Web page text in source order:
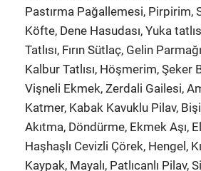
Pastırma Pağallemesi, Pirpirim,
Köfte, Dene Hasudası, Yuka
Tatlısı, Fırın Sütlaç, Gelin
Kalbur Tatlısı, Höşmerim, Şeker
Vişneli Ekmek, Zerdali Gailesi,
Katmer, Kabak Kavuklu Pilav, Bişi,
Akıtma, Döndürme, Ekmek Aşı,
Haşhaşlı Cevizli Çörek, Hengel,
Kaypak, Mayalı, Patlıcanlı Pilav,